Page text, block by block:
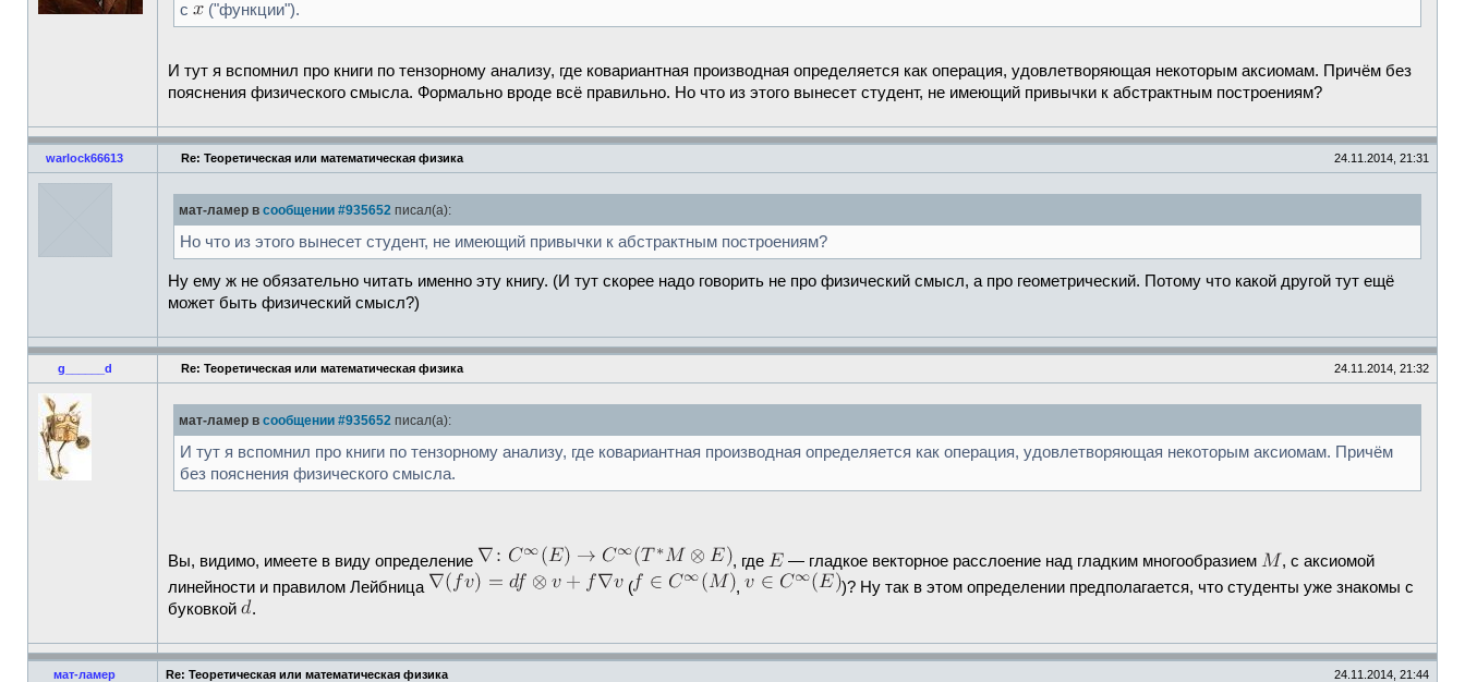
с
("функции").
И тут я вспомнил про книги по тензорному анализу, где ковариантная производная определяется как операция, удовлетворяющая некоторым аксиомам. Причём без
пояснения физического смысла. Формально вроде всё правильно. Но что из этого вынесет студент, не имеющий привычки к абстрактным построениям?
warlock66613 Re: Теоретическая или математическая физика 24.11.2014, 21:31
мат-ламер в сообщении #935652 писал(а):
Но что из этого вынесет студент, не имеющий привычки к абстрактным построениям?
Ну ему ж не обязательно читать именно эту книгу. (И тут скорее надо говорить не про физический смысл, а про геометрический. Потому что какой другой тут ещё
может быть физический смысл?)
g______d Re: Теоретическая или математическая физика 24.11.2014, 21:32
мат-ламер в сообщении #935652 писал(а):
И тут я вспомнил про книги по тензорному анализу, где ковариантная производная определяется как операция, удовлетворяющая некоторым аксиомам. Причём
без пояснения физического смысла.
Вы, видимо, имеете в виду определение , где — гладкое векторное расслоение над гладким многообразием
, с аксиомой
линейности и правилом Лейбница
( ,
)? Ну так в этом определении предполагается, что студенты уже знакомы с
буковкой
.
мат-ламер Re: Теоретическая или математическая физика 24.11.2014, 21:44